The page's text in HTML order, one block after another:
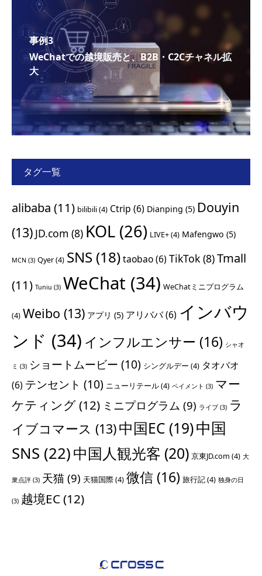
事例3
WeChatでの越境販売と、B2B・C2Cチャネル拡
大
タグ一覧
alibaba (11) bilibili(4) Ctrip (6) Dianping (5) Douyin
(13) JD.com (8) KOL (26) LIVE+(4) Mafengwo (5)
MCN (3) Qyer(4) SNS (18)taobao(6) TikTok (8)Tmall
(11) Tuniu (3) WeChat (34) WeChatミニプログラム
(4) Weibo (13) アプリ (5) アリババ(6) インバウ
ンド (34) インフルエンサー (16) シャオ
ミ (3) ショートムービー (10) シングルデー (4) タオバオ
(6) テンセント (10) ニューリテール(4) ペイメント (3) マー
ケティング(12) ミニプログラム (9) ライブ (3) ラ
イブコマース (13)中国EC (19)中国
SNS (22)中国人観光客 (20) 京東JD.com (4) 大
衆点評 (3) 天猫 (9) 天猫国際(4) 微信 (16) 旅行記(4) 独身の日
(3) 越境EC(12)